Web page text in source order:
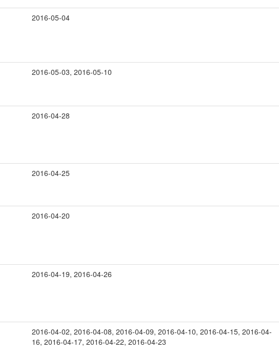
2016-05-04
2016-05-03, 2016-05-10
2016-04-28
2016-04-25
2016-04-20
2016-04-19, 2016-04-26
2016-04-02, 2016-04-08, 2016-04-09, 2016-04-10, 2016-04-15, 2016-04-
16, 2016-04-17, 2016-04-22, 2016-04-23